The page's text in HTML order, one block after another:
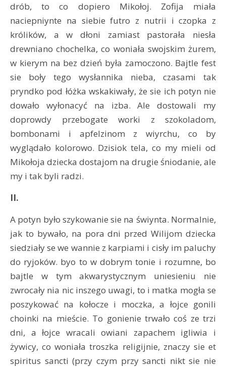
drób, to co dopiero Mikołoj. Zofija miała
naciepniynte na siebie futro z nutrii i czopka z
królików, a w dłoni zamiast pastorała niesła
drewniano chochelka, co woniała swojskim żurem,
w kierym na bez dzień była zamoczono. Bajtle fest
sie boły tego wysłannika nieba, czasami tak
pryndko pod łóżka wskakiwały, że sie ich potyn nie
dowało wyłonacyć na izba. Ale dostowali my
doprowdy przebogate worki z szokoladom,
bombonami i apfelzinom z wiyrchu, co by
wyglądało kolorowo. Dzisiok tela, co my mieli od
Mikołoja dziecka dostajom na drugie śniodanie, ale
my i tak byli radzi.
II.
A potyn było szykowanie sie na świynta. Normalnie,
jak to bywało, na pora dni przed Wilijom dziecka
siedziały se we wannie z karpiami i cisły im paluchy
do ryjoków. byo to w dobrym tonie i rozumne, bo
bajtle w tym akwarystycznym uniesieniu nie
zwrocały nia nic inszego uwagi, to i matka mogła se
poszykować na kołocze i moczka, a łojce gonili
choinki na mieście. To gonienie trwało coś ze trzi
dni, a łojce wracali owiani zapachem igliwia i
żywicy, co woniała troszka religijnie, znaczy sie et
spiritus sancti (przy czym przy sancti nikt sie nie